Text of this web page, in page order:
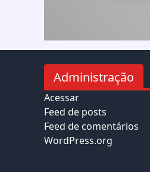
Administração
Acessar
Feed de posts
Feed de comentários
WordPress.org